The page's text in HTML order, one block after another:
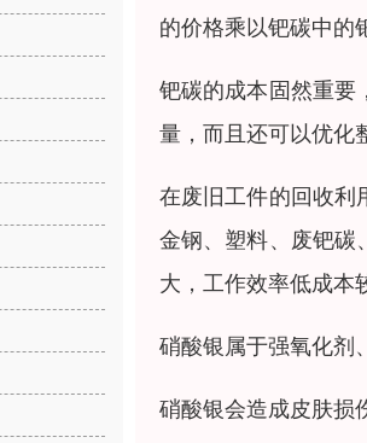
的价格乘以钯碳中的
钯碳的成本固然重要
量，而且还可以优化
在废旧工件的回收利
金钢、塑料、废钯碳
大，工作效率低成本
硝酸银属于强氧化剂
硝酸银会造成皮肤损